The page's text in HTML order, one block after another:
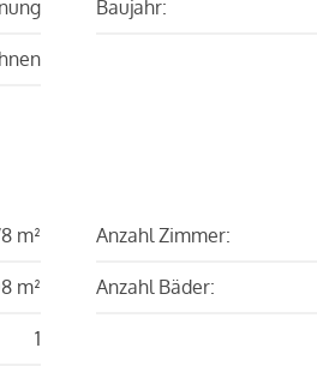
Baujahr:
m²
m²
1
Anzahl Zimmer:
Anzahl Bäder: